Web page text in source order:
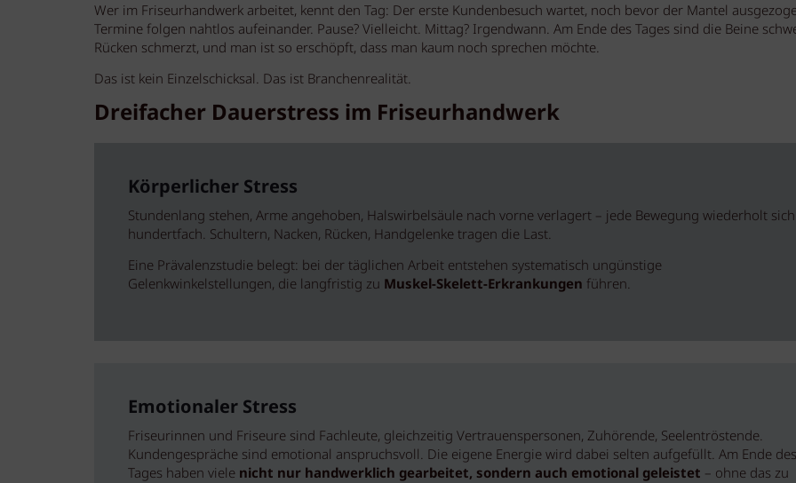
Wer im Friseurhandwerk arbeitet, kennt den Tag: Der erste Kundenbesuch wartet, noch bevor der Mantel
Termine folgen nahtlos aufeinander. Pause? Vielleicht. Mittag? Irgendwann. Am Ende des Tages sind die Beine
Rücken schmerzt, und man ist so erschöpft, dass man kaum noch sprechen möchte.
Das ist kein Einzelschicksal. Das ist Branchenrealität.
Dreifacher Dauerstress im Friseurhandwerk
Körperlicher Stress
Stundenlang stehen, Arme angehoben, Halswirbelsäule nach vorne verlagert – jede Bewegung wiederholt sich
hundertfach. Schultern, Nacken, Rücken, Handgelenke tragen die Last.
Eine Prävalenzstudie belegt: bei der täglichen Arbeit entstehen systematisch ungünstige
Gelenkwinkelstellungen, die langfristig zu Muskel-Skelett-Erkrankungen führen.
Emotionaler Stress
Friseurinnen und Friseure sind Fachleute, gleichzeitig Vertrauenspersonen, Zuhörende, Seelentröstende.
Kundengespräche sind emotional anspruchsvoll. Die eigene Energie wird dabei selten aufgefüllt. Am Ende
Tages haben viele nicht nur handwerklich gearbeitet, sondern auch emotional geleistet – ohne das zu